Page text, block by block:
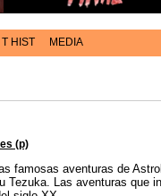
T HIST MEDIA
(p)
famosas aventuras de
Tezuka. Las aventuras que